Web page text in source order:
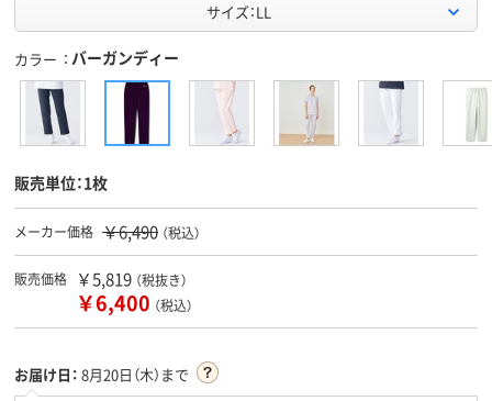
サイズ：LL
カラー バーガンディー
販売単位：1枚
メーカー価格 ￥6,490 （税込）
販売価格 ￥5,819 （税抜き）
￥6,400 （税込）
お届け日： 8月20日（木）まで